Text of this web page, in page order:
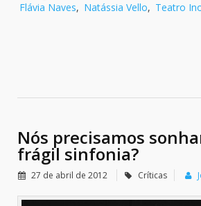
Flávia Naves, Natássia Vello, Teatro
Nós precisamos
frágil sinfonia?
27 de abril de 2012 Críticas